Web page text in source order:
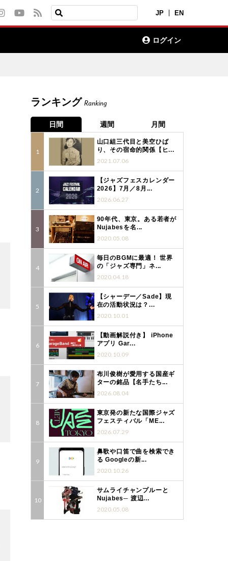
JP EN
ログイン
ランキング Ranking
日間 週間 月間
山口組三代目と美空ひば
り、その宿命的関係【ヒ...
2021.07.06
【ジャズフェスカレンダー
2026】7月／8月...
2026.06.27
90年代、東京。ある若者が
Nujabesを名...
2020.05.08
毎日のBGMに最適！ 世界
の「ジャズ専門」ネ...
2020.04.18
【シャーデー／Sade】現
在の活動状況は？...
2020.10.01
【動画解説付き】 iPhone
アプリ Gar...
2020.10.09
布川俊樹が愛用する国産ギ
ターの銘品【名手たち...
2026.08.04
東京発の新たな国際ジャズ
フェスティバル「ME...
2026.07.29
鼻歌や口笛で曲を検索でき
る Googleの新...
2020.10.26
サムライチャンプルーと
Nujabes─ 渡辺...
2020.05.08